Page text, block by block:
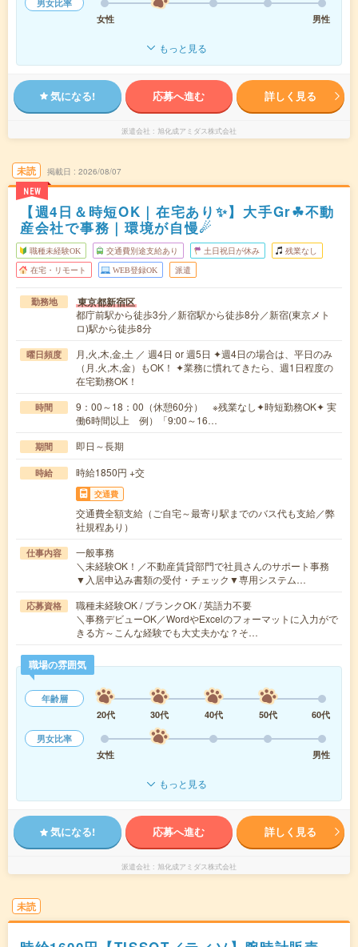
男女比率
女性
男性
もっと見る
気になる! 応募へ進む 詳しく見る
派遣会社 旭化成アミダス株式会社
未読
NEW
掲載日 2026/08/07
【週4日＆時短OK｜在宅あり✨】大手Gr☘︎不動
産会社で事務｜環境が自慢☄
職種未経験OK 交通費別途支給あり 土日祝日が休み 残業なし
在宅・リモート WEB登録OK 派遣
勤務地 東京都新宿区
都庁前駅から徒歩3分／新宿駅から徒歩8分／新宿(東京メト
ロ)駅から徒歩8分
曜日頻度
月,火,木,金,土 ／ 週4日 or 週5日 ✦週4日の場合は、平日のみ
（月.火,木,金）もOK！ ✦業務に慣れてきたら、週1日程度の
在宅勤務OK！
時間
9：00～18：00（休憩60分） ※残業なし✦時短勤務OK✦ 実
働6時間以上 例）「9:00～16…
期間 即日～長期
時給 時給1850円 +交
交通費
交通費全額支給（ご自宅～最寄り駅までのバス代も支給／弊
社規程あり）
仕事内容
一般事務
＼未経験OK！／不動産賃貸部門で社員さんのサポート事務
▼入居申込み書類の受付・チェック▼専用システム…
応募資格
職種未経験OK / ブランクOK / 英語力不要
＼事務デビューOK／WordやExcelのフォーマットに入力がで
きる方～こんな経験でも大丈夫かな？そ…
職場の雰囲気
年齢層
20代
30代 40代 50代
60代
男女比率
女性
男性
もっと見る
気になる! 応募へ進む 詳しく見る
派遣会社 旭化成アミダス株式会社
未読